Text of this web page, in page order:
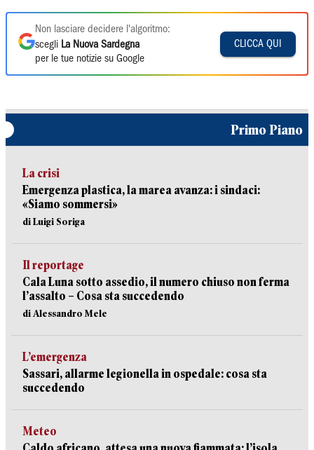
Non lasciare decidere l'algoritmo:
scegli La Nuova Sardegna
per le tue notizie su Google
CLICCA QUI
Primo Piano
La crisi
Emergenza plastica, la marea avanza: i sindaci:
«Siamo sommersi»
di Luigi Soriga
Il reportage
Cala Luna sotto assedio, il numero chiuso non ferma
l’assalto – Cosa sta succedendo
di Alessandro Mele
L’emergenza
Sassari, allarme legionella in ospedale: cosa sta
succedendo
Meteo